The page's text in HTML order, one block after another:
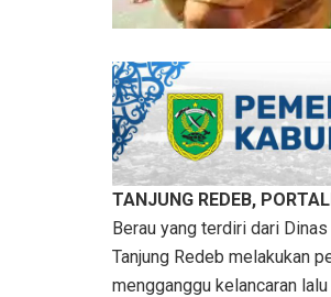
TANJUNG REDEB,
Berau yang terdiri dari
Tanjung Redeb melakukan
mengganggu kelancaran